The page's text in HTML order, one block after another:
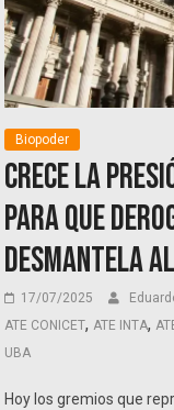
Biopoder
Crece la
para que
desmantela al
17/07/2025
ATE CONICET, ATE INTA,
UBA
Hoy los gremios que